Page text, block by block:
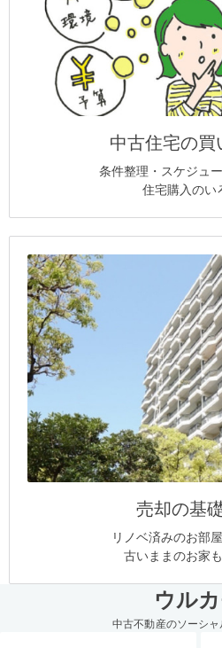
中古住宅の買
条件整理・スケジュ
住宅購入のい
売却の基
リノベ済みのお部
古いままのお家
ウル
中古不動産のソーシャ